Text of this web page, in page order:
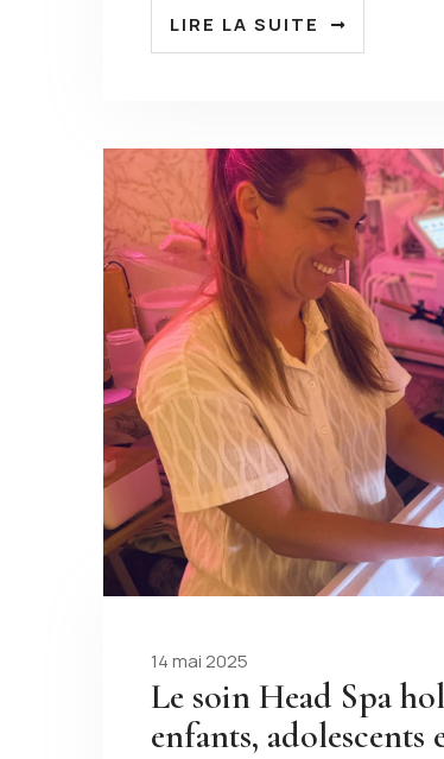
LIRE LA SUITE
14 mai 2025
Le soin Head Spa
enfants, adolescents